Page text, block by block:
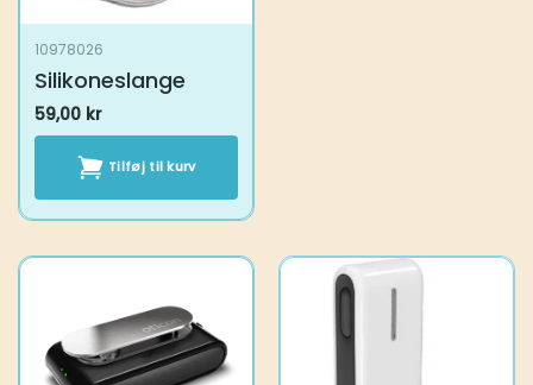
10978026
Silikoneslange
59,00 kr
Tilføj til kurv